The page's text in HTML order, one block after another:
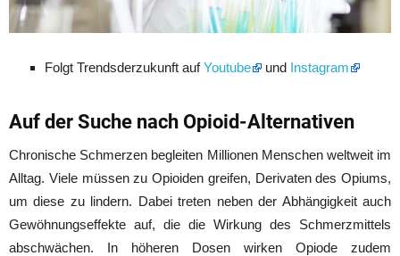
Folgt Trendsderzukunft aufYoutube und Instagram
Auf der Suche nach Opioid-Alternativen
Chronische Schmerzen begleiten Millionen Menschen weltweit im
Alltag. Viele müssen zu Opioiden greifen, Derivaten des Opiums,
um diese zu lindern. Dabei treten neben der Abhängigkeit auch
Gewöhnungseffekte auf, die die Wirkung des Schmerzmittels
abschwächen. In höheren Dosen wirken Opiode zudem